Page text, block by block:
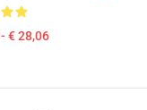
€ 28,06